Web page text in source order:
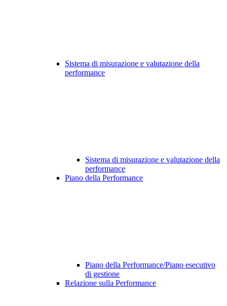
Sistema di misurazione e valutazione della
performance
Sistema di misurazione e valutazione della
performance
Piano della Performance
Piano della Performance/Piano esecutivo
di gestione
Relazione sulla Performance